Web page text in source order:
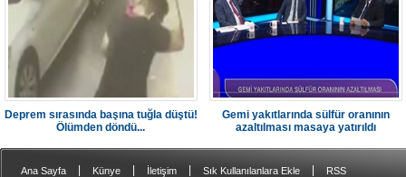
Deprem sırasında başına tuğla düştü!
Ölümden döndü...
Gemi yakıtlarında sülfür oranının
azaltılması masaya yatırıldı
Ana Sayfa Künye İletişim Sık Kullanılanlara Ekle RSS